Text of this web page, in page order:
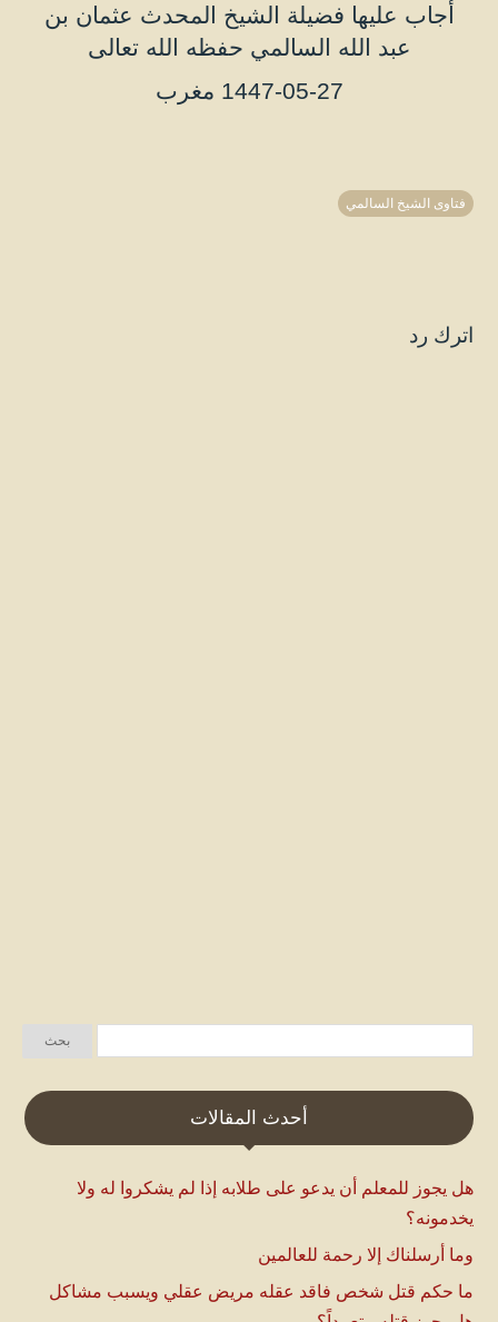
أجاب عليها فضيلة الشيخ المحدث عثمان بن
عبد الله السالمي حفظه الله تعالى
1447-05-27 مغرب
فتاوى الشيخ السالمي
اترك رد
أحدث المقالات
هل يجوز للمعلم أن يدعو على طلابه إذا لم يشكروا له ولا
يخدمونه؟
وما أرسلناك إلا رحمة للعالمين
ما حكم قتل شخص فاقد عقله مريض عقلي ويسبب مشاكل